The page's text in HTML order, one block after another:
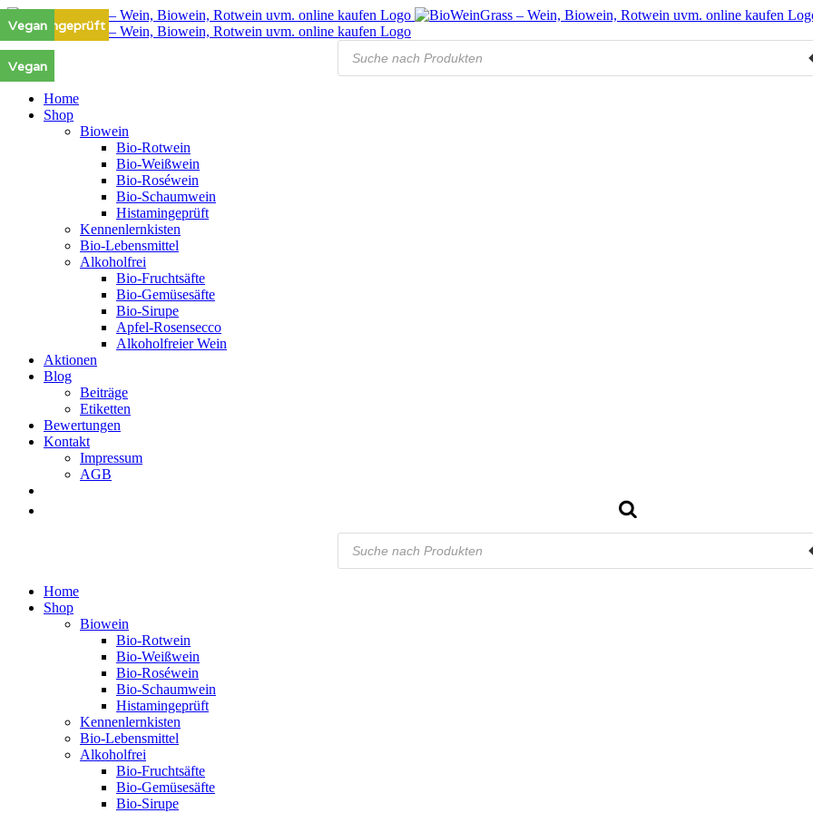
Zum
Inhalt
springen
Products
search
Home
Shop
Biowein
Bio-Rotwein
Bio-Weißwein
Bio-Roséwein
Bio-Schaumwein
Histamingeprüft
Kennenlernkisten
Bio-Lebensmittel
Alkoholfrei
Bio-Fruchtsäfte
Bio-Gemüsesäfte
Bio-Sirupe
Apfel-Rosensecco
Alkoholfreier Wein
Aktionen
Blog
Beiträge
Etiketten
Bewertungen
Kontakt
Impressum
AGB
Products
search
Home
Shop
Biowein
Bio-Rotwein
Bio-Weißwein
Bio-Roséwein
Bio-Schaumwein
Histamingeprüft
Kennenlernkisten
Bio-Lebensmittel
Alkoholfrei
Bio-Fruchtsäfte
Bio-Gemüsesäfte
Bio-Sirupe
Histamingeprüft
Vegan
Vegan
Vegan
Vegan